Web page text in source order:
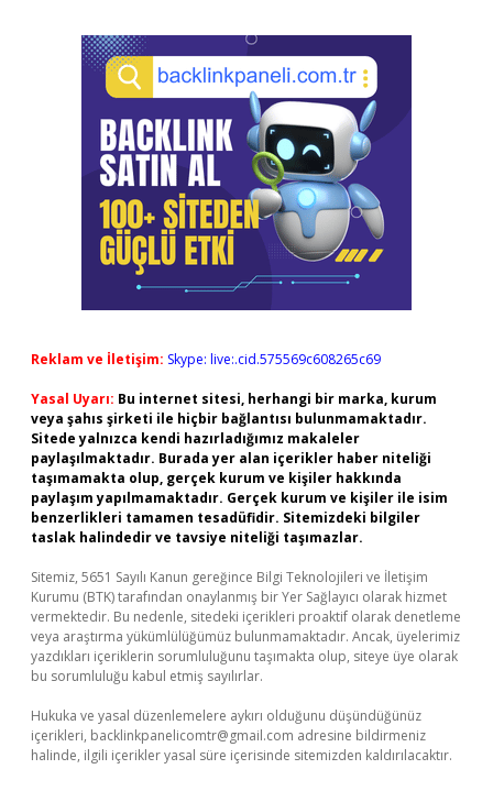
Reklam ve İletişim: Skype: live:.cid.575569c608265c69
Yasal Uyarı: Bu internet sitesi, herhangi bir marka, kurum
veya şahıs şirketi ile hiçbir bağlantısı bulunmamaktadır.
Sitede yalnızca kendi hazırladığımız makaleler
paylaşılmaktadır. Burada yer alan içerikler haber niteliği
taşımamakta olup, gerçek kurum ve kişiler hakkında
paylaşım yapılmamaktadır. Gerçek kurum ve kişiler ile isim
benzerlikleri tamamen tesadüfidir. Sitemizdeki bilgiler
taslak halindedir ve tavsiye niteliği taşımazlar.
Sitemiz, 5651 Sayılı Kanun gereğince Bilgi Teknolojileri ve İletişim
Kurumu (BTK) tarafından onaylanmış bir Yer Sağlayıcı olarak hizmet
vermektedir. Bu nedenle, sitedeki içerikleri proaktif olarak denetleme
veya araştırma yükümlülüğümüz bulunmamaktadır. Ancak, üyelerimiz
yazdıkları içeriklerin sorumluluğunu taşımakta olup, siteye üye olarak
bu sorumluluğu kabul etmiş sayılırlar.
Hukuka ve yasal düzenlemelere aykırı olduğunu düşündüğünüz
içerikleri, backlinkpanelicomtr@gmail.com adresine bildirmeniz
halinde, ilgili içerikler yasal süre içerisinde sitemizden kaldırılacaktır.